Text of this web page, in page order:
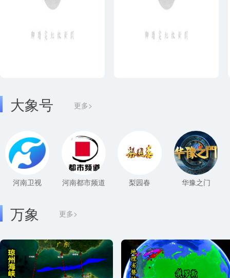
大象号 更多>
河南卫视 河南都市频道 梨园春 华豫之门
更多>
万象